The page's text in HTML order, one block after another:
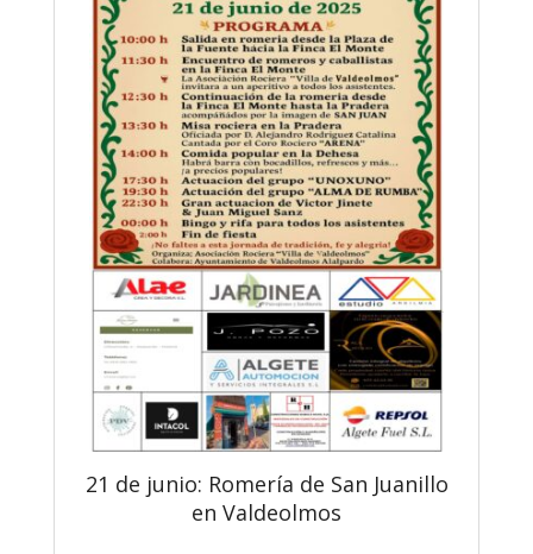
21 de junio: Romería de San Juanillo
en Valdeolmos